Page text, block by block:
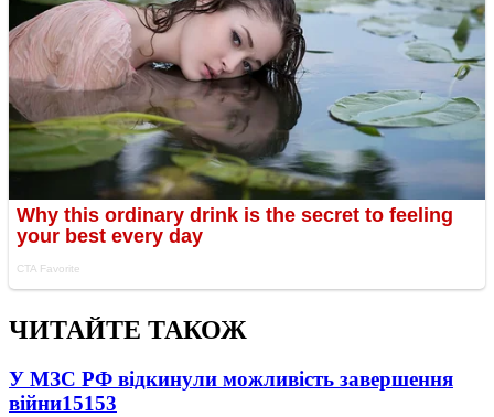
ЧИТАЙТЕ ТАКОЖ
У МЗС РФ відкинули можливість завершення
війни15153